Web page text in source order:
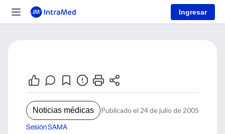
Ingresar
Noticias médicas Publicado el 24 de julio de 2005
Sesión SAMA